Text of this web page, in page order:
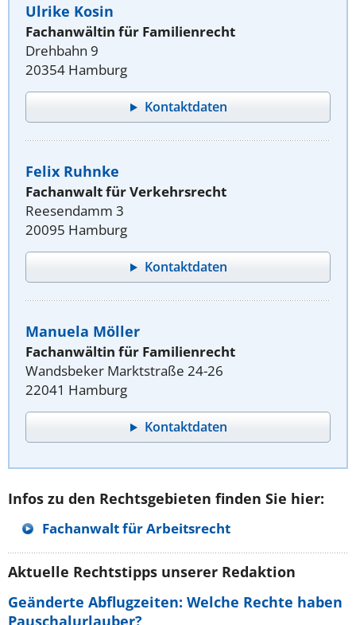
Ulrike Kosin
Fachanwältin für Familienrecht
Drehbahn 9
20354 Hamburg
Kontaktdaten
Felix Ruhnke
Fachanwalt für Verkehrsrecht
Reesendamm 3
20095 Hamburg
Kontaktdaten
Manuela Möller
Fachanwältin für Familienrecht
Wandsbeker Marktstraße 24-26
22041 Hamburg
Kontaktdaten
Infos zu den Rechtsgebieten finden Sie hier:
Fachanwalt für Arbeitsrecht
Aktuelle Rechtstipps unserer Redaktion
Geänderte Abflugzeiten: Welche Rechte haben
Pauschalurlauber?